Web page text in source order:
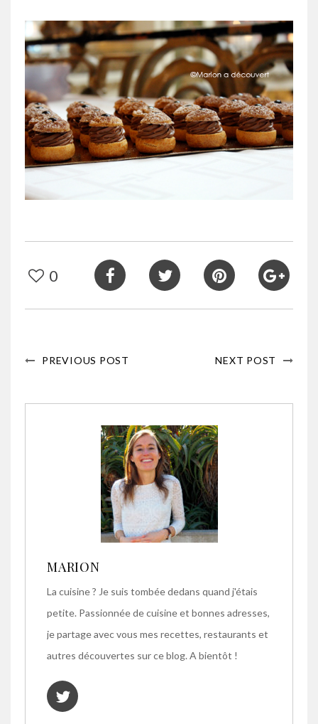
0
PREVIOUS POST NEXT POST
MARION
La cuisine ? Je suis tombée dedans quand j'étais
petite. Passionnée de cuisine et bonnes adresses,
je partage avec vous mes recettes, restaurants et
autres découvertes sur ce blog. A bientôt !